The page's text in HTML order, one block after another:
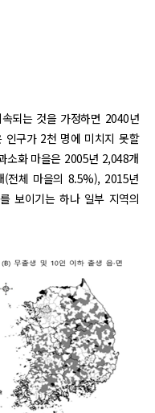
되는 것을 가정하면 2040년
구가 2천 명에 미치지 못할
소화 마을은 2005년 2,048개
전체 마을의 8.5%), 2015년
보이기는 하나 일부 지역의